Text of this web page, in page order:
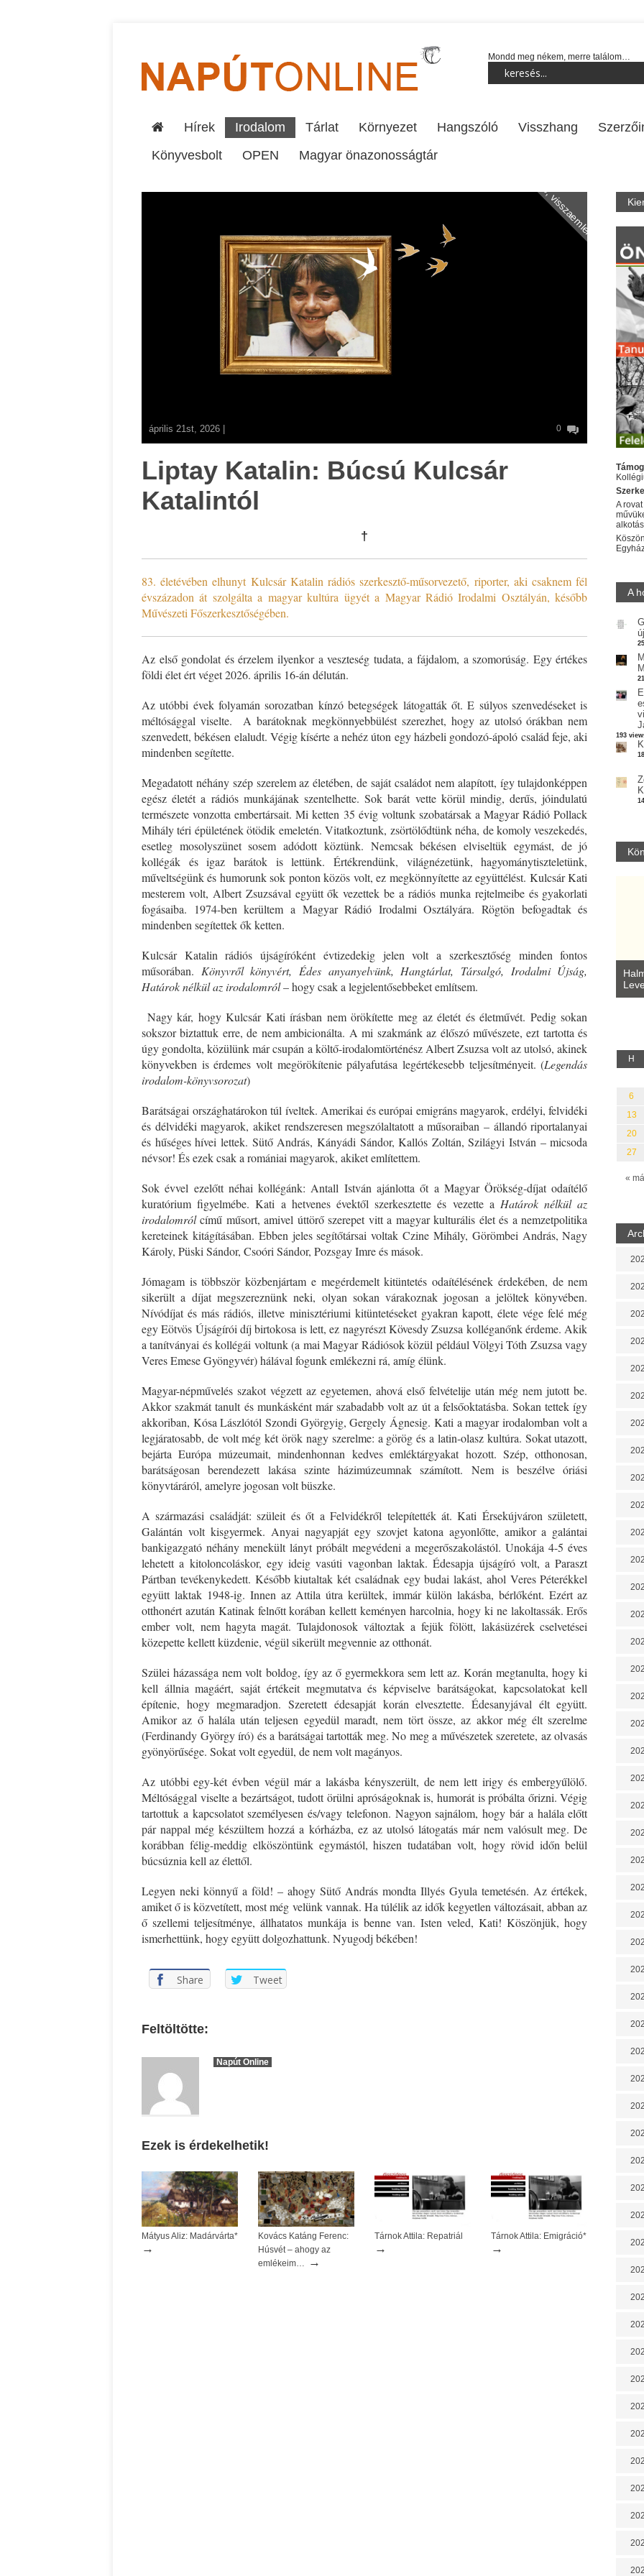
Mondd meg nékem, merre találom…
Hírek Irodalom Tárlat Környezet Hangszóló Visszhang
Könyvesbolt
OPEN Magyar önazonosságtár
Napló, visszaemlékezés
április 21st, 2026 | 0
Liptay Katalin: Búcsú Kulcsár
Katalintól
†
83. életévében elhunyt Kulcsár Katalin rádiós szerkesztő-műsorvezető, riporter, aki csaknem fél
évszázadon át szolgálta a magyar kultúra ügyét a Magyar Rádió Irodalmi Osztályán, később
Művészeti Főszerkesztőségében.
Az első gondolat és érzelem ilyenkor a veszteség tudata, a fájdalom, a szomorúság. Egy értékes
földi élet ért véget 2026. április 16-án délután.
Az utóbbi évek folyamán sorozatban kínzó betegségek látogatták őt. E súlyos szenvedéseket is
méltósággal viselte. A barátoknak megkönnyebbülést szerezhet, hogy az utolsó órákban nem
szenvedett, békésen elaludt. Végig kísérte a nehéz úton egy házbeli gondozó-ápoló család feje, aki
mindenben segítette.
Megadatott néhány szép szerelem az életében, de saját családot nem alapított, így tulajdonképpen
egész életét a rádiós munkájának szentelhette. Sok barát vette körül mindig, derűs, jóindulatú
természete vonzotta embertársait. Mi ketten 35 évig voltunk szobatársak a Magyar Rádió Pollack
Mihály téri épületének ötödik emeletén. Vitatkoztunk, zsörtölődtünk néha, de komoly veszekedés,
esetleg mosolyszünet sosem adódott köztünk. Nemcsak békésen elviseltük egymást, de jó
kollégák és igaz barátok is lettünk. Értékrendünk, világnézetünk, hagyománytiszteletünk,
műveltségünk és humorunk sok ponton közös volt, ez megkönnyítette az együttélést. Kulcsár Kati
mesterem volt, Albert Zsuzsával együtt ők vezettek be a rádiós munka rejtelmeibe és gyakorlati
fogásaiba. 1974-ben kerültem a Magyar Rádió Irodalmi Osztályára. Rögtön befogadtak és
mindenben segítettek ők ketten.
Kulcsár Katalin rádiós újságíróként évtizedekig jelen volt a szerkesztőség minden fontos
műsorában. Könyvről könyvért, Édes anyanyelvünk, Hangtárlat, Társalgó, Irodalmi Újság,
Határok nélkül az irodalomról– hogy csak a legjelentősebbeket említsem.
Nagy kár, hogy Kulcsár Kati írásban nem örökítette meg az életét és életművét. Pedig sokan
sokszor biztattuk erre, de nem ambicionálta. A mi szakmánk az élőszó művészete, ezt tartotta és
úgy gondolta, közülünk már csupán a költő-irodalomtörténész Albert Zsuzsa volt az utolsó, akinek
könyvekben is érdemes volt megörökítenie pályafutása legértékesebb teljesítményeit. (Legendás
irodalom-könyvsorozat)
Barátságai országhatárokon túl íveltek. Amerikai és európai emigráns magyarok, erdélyi, felvidéki
és délvidéki magyarok, akiket rendszeresen megszólaltatott a műsoraiban – állandó riportalanyai
és hűséges hívei lettek. Sütő András, Kányádi Sándor, Kallós Zoltán, Szilágyi István – micsoda
névsor! És ezek csak a romániai magyarok, akiket említettem.
Sok évvel ezelőtt néhai kollégánk: Antall István ajánlotta őt a Magyar Örökség-díjat odaítélő
kuratórium figyelmébe. Kati a hetvenes évektől szerkesztette és vezette a Határok nélkül az
irodalomrólcímű műsort, amivel úttörő szerepet vitt a magyar kulturális élet és a nemzetpolitika
kereteinek kitágításában. Ebben jeles segítőtársai voltak Czine Mihály, Görömbei András, Nagy
Károly, Püski Sándor, Csoóri Sándor, Pozsgay Imre és mások.
Jómagam is többször közbenjártam e megérdemelt kitüntetés odaítélésének érdekében, de nem
sikerült a díjat megszereznünk neki, olyan sokan várakoznak jogosan a jelöltek könyvében.
Nívódíjat és más rádiós, illetve minisztériumi kitüntetéseket gyakran kapott, élete vége felé még
egy Eötvös Újságírói díj birtokosa is lett, ez nagyrészt Kövesdy Zsuzsa kolléganőnk érdeme. Akik
a tanítványai és kollégái voltunk (a mai Magyar Rádiósok közül például Völgyi Tóth Zsuzsa vagy
Veres Emese Gyöngyvér) hálával fogunk emlékezni rá, amíg élünk.
Magyar-népművelés szakot végzett az egyetemen, ahová első felvételije után még nem jutott be.
Akkor szakmát tanult és munkásként már szabadabb volt az út a felsőoktatásba. Sokan tettek így
akkoriban, Kósa Lászlótól Szondi Györgyig, Gergely Ágnesig. Kati a magyar irodalomban volt a
legjáratosabb, de volt még két örök nagy szerelme: a görög és a latin-olasz kultúra. Sokat utazott,
bejárta Európa múzeumait, mindenhonnan kedves emléktárgyakat hozott. Szép, otthonosan,
barátságosan berendezett lakása szinte házimúzeumnak számított. Nem is beszélve óriási
könyvtáráról, amelyre jogosan volt büszke.
A származási családját: szüleit és őt a Felvidékről telepítették át. Kati Érsekújváron született,
Galántán volt kisgyermek. Anyai nagyapját egy szovjet katona agyonlőtte, amikor a galántai
bankigazgató néhány menekült lányt próbált megvédeni a megerőszakolástól. Unokája 4-5 éves
lehetett a kitoloncoláskor, egy ideig vasúti vagonban laktak. Édesapja újságíró volt, a Paraszt
Pártban tevékenykedett. Később kiutaltak két családnak egy budai lakást, ahol Veres Péterékkel
együtt laktak 1948-ig. Innen az Attila útra kerültek, immár külön lakásba, bérlőként. Ezért az
otthonért azután Katinak felnőtt korában kellett keményen harcolnia, hogy ki ne lakoltassák. Erős
ember volt, nem hagyta magát. Tulajdonosok változtak a fejük fölött, lakásüzérek cselvetései
közepette kellett küzdenie, végül sikerült megvennie az otthonát.
Szülei házassága nem volt boldog, így az ő gyermekkora sem lett az. Korán megtanulta, hogy ki
kell állnia magáért, saját értékeit megmutatva és képviselve barátságokat, kapcsolatokat kell
építenie, hogy megmaradjon. Szeretett édesapját korán elvesztette. Édesanyjával élt együtt.
Amikor az ő halála után teljesen egyedül maradt, nem tört össze, az akkor még élt szerelme
(Ferdinandy György író) és a barátságai tartották meg. No meg a művészetek szeretete, az olvasás
gyönyörűsége. Sokat volt egyedül, de nem volt magányos.
Az utóbbi egy-két évben végül már a lakásba kényszerült, de nem lett irigy és embergyűlölő.
Méltósággal viselte a bezártságot, tudott örülni apróságoknak is, humorát is próbálta őrizni. Végig
tartottuk a kapcsolatot személyesen és/vagy telefonon. Nagyon sajnálom, hogy bár a halála előtt
pár nappal még készültem hozzá a kórházba, ez az utolsó látogatás már nem valósult meg. De
korábban félig-meddig elköszöntünk egymástól, hiszen tudatában volt, hogy rövid időn belül
búcsúznia kell az élettől.
Legyen neki könnyű a föld! – ahogy Sütő András mondta Illyés Gyula temetésén. Az értékek,
amiket ő is közvetített, most még velünk vannak. Ha túlélik az idők kegyetlen változásait, abban az
ő szellemi teljesítménye, állhatatos munkája is benne van. Isten veled, Kati! Köszönjük, hogy
ismerhettünk, hogy együtt dolgozhattunk. Nyugodj békében!
Share Tweet
Feltöltötte:
Napút Online
Ezek is érdekelhetik!
Mátyus Aliz: Madárvárta*
→
Kovács Katáng Ferenc:
Húsvét – ahogy az
emlékeim…
→
Tárnok Attila: Repatriál
→
Tárnok Attila: Emigráció*
→
A
A
193
Marietta: Szavak a fényből Káplán Géza: Erotikai kalauz
Parvathy Baul: A NAGY LELKEK DALAI.
Bevezetés a bául ösvénybe (Fordította:
Rideg Zsófia)
H
«
6
13
20
27